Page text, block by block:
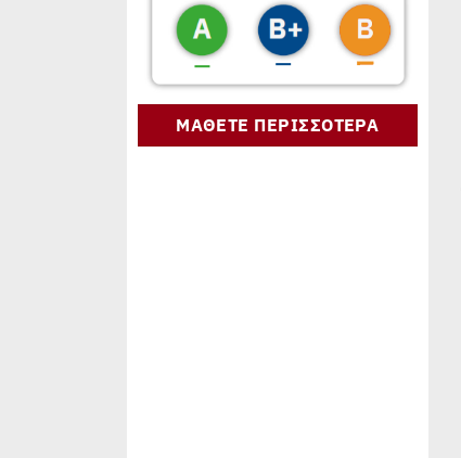
ΜΑΘΕΤΕ ΠΕΡΙΣΣΟΤΕΡΑ